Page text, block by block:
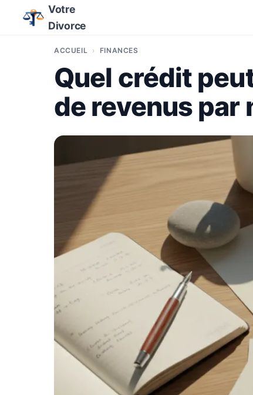
Votre
Divorce
ACCUEIL FINANCES
Quel crédit
de revenus par